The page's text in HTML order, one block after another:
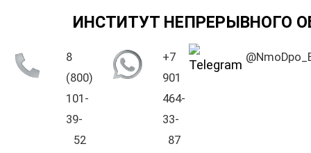
ИНСТИТУТ НЕПРЕРЫВНОГО
8
(800)
101-
39-
52
+7
901
464-
33-
87